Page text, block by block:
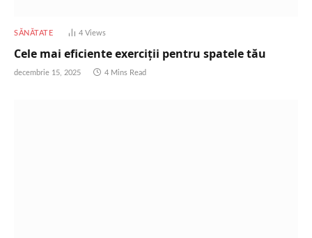
SĂNĂTATE 4Views
Cele mai eficiente exerciții pentru spatele tău
decembrie 15, 2025 4 Mins Read